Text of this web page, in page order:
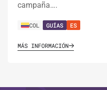
campaña….
COL GUÍAS ES
MÁS INFORMACIÓN